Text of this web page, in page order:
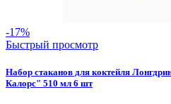
-17%
Быстрый просмотр
Набор стаканов для коктейля
Калорс" 510 мл 6 шт